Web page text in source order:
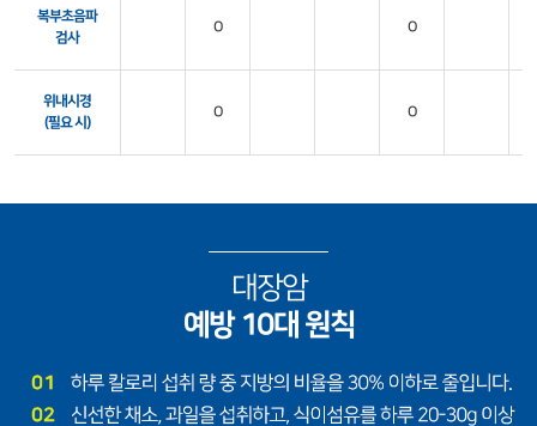
복부초음파
검사
O O
위내시경
(필요 시)
O O
대장암
예방 10대 원칙